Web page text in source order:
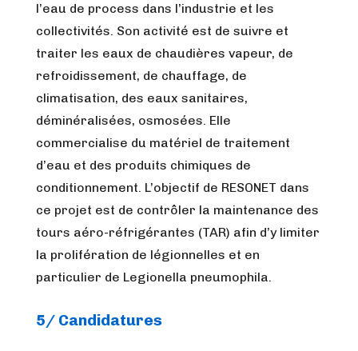
l’eau de process dans l’industrie et les
collectivités. Son activité est de suivre et
traiter les eaux de chaudières vapeur, de
refroidissement, de chauffage, de
climatisation, des eaux sanitaires,
déminéralisées, osmosées. Elle
commercialise du matériel de traitement
d’eau et des produits chimiques de
conditionnement. L’objectif de RESONET dans
ce projet est de contrôler la maintenance des
tours aéro-réfrigérantes (TAR) afin d’y limiter
la prolifération de légionnelles et en
particulier de Legionella pneumophila.
5/ Candidatures